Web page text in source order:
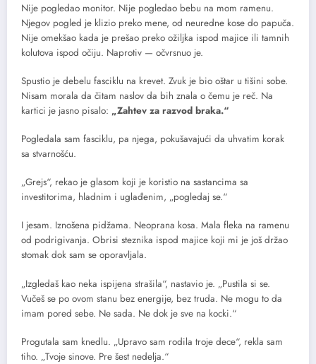
Nije pogledao monitor. Nije pogledao bebu na mom ramenu.
Njegov pogled je klizio preko mene, od neuredne kose do papuča.
Nije omekšao kada je prešao preko ožiljka ispod majice ili tamnih
kolutova ispod očiju. Naprotiv — očvrsnuo je.
Spustio je debelu fasciklu na krevet. Zvuk je bio oštar u tišini sobe.
Nisam morala da čitam naslov da bih znala o čemu je reč. Na
kartici je jasno pisalo: „Zahtev za razvod braka.“
Pogledala sam fasciklu, pa njega, pokušavajući da uhvatim korak
sa stvarnošću.
„Grejs“, rekao je glasom koji je koristio na sastancima sa
investitorima, hladnim i uglađenim, „pogledaj se.“
I jesam. Iznošena pidžama. Neoprana kosa. Mala fleka na ramenu
od podrigivanja. Obrisi steznika ispod majice koji mi je još držao
stomak dok sam se oporavljala.
„Izgledaš kao neka ispijena strašila“, nastavio je. „Pustila si se.
Vučeš se po ovom stanu bez energije, bez truda. Ne mogu to da
imam pored sebe. Ne sada. Ne dok je sve na kocki.“
Progutala sam knedlu. „Upravo sam rodila troje dece“, rekla sam
tiho. „Tvoje sinove. Pre šest nedelja.“